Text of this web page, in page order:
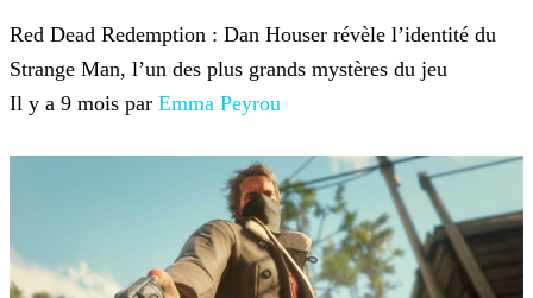
Red Dead Redemption : Dan Houser révèle l’identité du
Strange Man, l’un des plus grands mystères du jeu
Il y a 9 mois par Emma Peyrou